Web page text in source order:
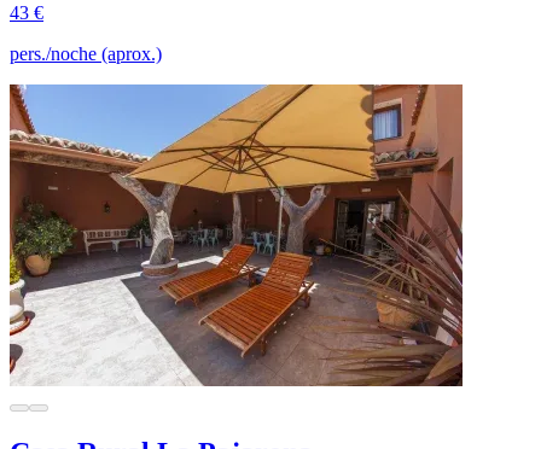
43 €
pers./noche (aprox.)